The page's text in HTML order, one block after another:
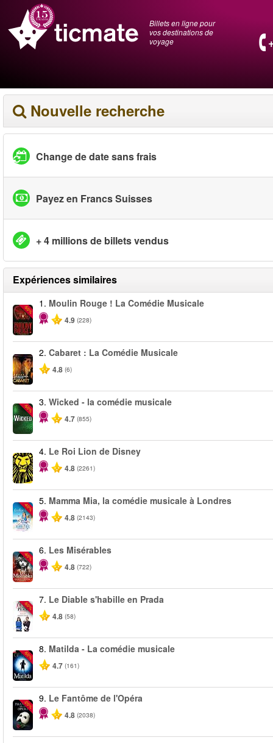
Billets en ligne pour
vos destinations de
voyage
Nouvelle recherche
Change de date sans frais
Payez en Francs Suisses
+ 4 millions de billets vendus
Expériences similaires
-50%
1. Moulin Rouge ! La Comédie Musicale
4.9 (228)
2. Cabaret : La Comédie Musicale
4.8 (6)
-50%
3. Wicked - la comédie musicale
4.7 (855)
4. Le Roi Lion de Disney
4.8 (2261)
-40%
5. Mamma Mia, la comédie musicale à Londres
4.8 (2143)
-40%
6. Les Misérables
4.8 (722)
-50%
7. Le Diable s'habille en Prada
4.8 (58)
-50%
8. Matilda - La comédie musicale
4.7 (161)
-20%
9. Le Fantôme de l'Opéra
4.8 (2038)